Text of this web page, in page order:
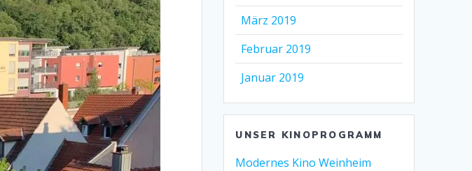
März 2019
Februar 2019
Januar 2019
UNSER KINOPROGRAMM
Modernes Kino Weinheim